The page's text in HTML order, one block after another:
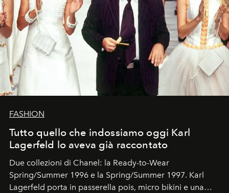
FASHION
Tutto quello che indossiamo oggi Karl
Lagerfeld lo aveva già raccontato
Due collezioni di Chanel: la Ready-to-Wear
Spring/Summer 1996 e la Spring/Summer 1997. Karl
Lagerfeld porta in passerella pois, micro bikini e una